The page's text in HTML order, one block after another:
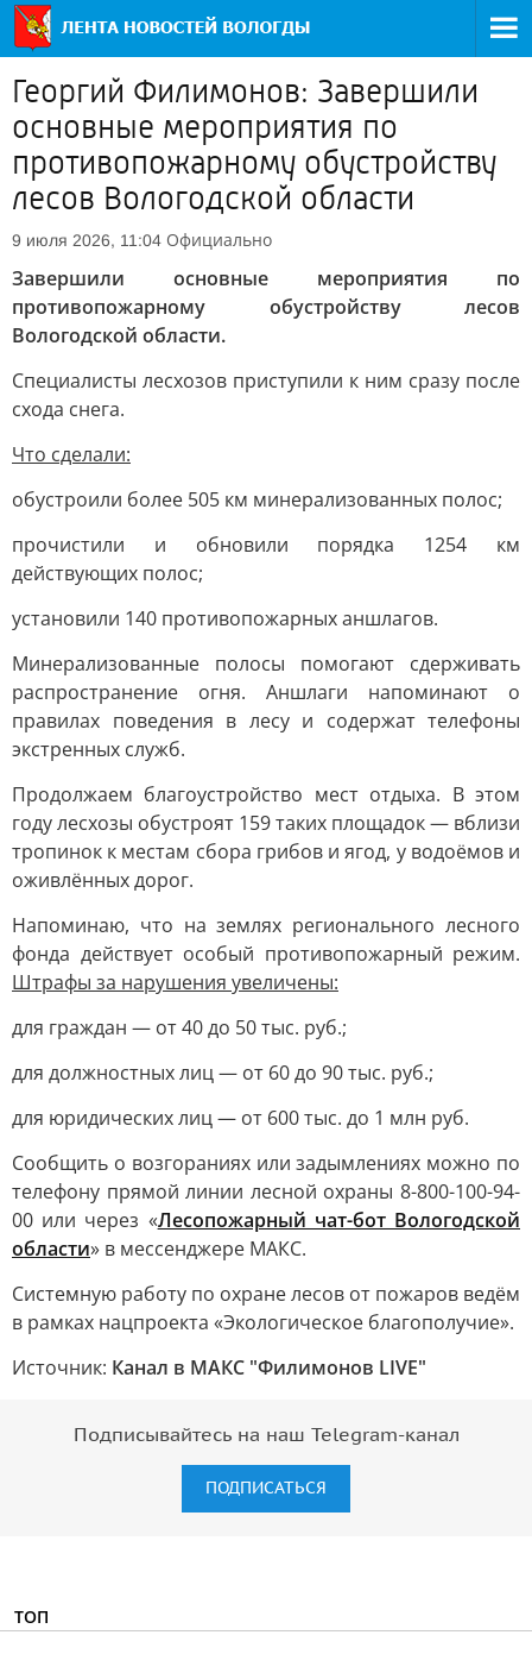
Георгий Филимонов: Завершили
основные мероприятия по
противопожарному обустройству
лесов Вологодской области
9 июля 2026, 11:04 Официально
Завершили основные мероприятия по
противопожарному обустройству лесов
Вологодской области.
Специалисты лесхозов приступили к ним сразу после
схода снега.
Что сделали:
обустроили более 505 км минерализованных полос;
прочистили и обновили порядка 1254 км
действующих полос;
установили 140 противопожарных аншлагов.
Минерализованные полосы помогают сдерживать
распространение огня. Аншлаги напоминают о
правилах поведения в лесу и содержат телефоны
экстренных служб.
Продолжаем благоустройство мест отдыха. В этом
году лесхозы обустроят 159 таких площадок — вблизи
тропинок к местам сбора грибов и ягод, у водоёмов и
оживлённых дорог.
Напоминаю, что на землях регионального лесного
фонда действует особый противопожарный режим.
Штрафы за нарушения увеличены:
для граждан — от 40 до 50 тыс. руб.;
для должностных лиц — от 60 до 90 тыс. руб.;
для юридических лиц — от 600 тыс. до 1 млн руб.
Сообщить о возгораниях или задымлениях можно по
телефону прямой линии лесной охраны 8-800-100-94-
00 или через «Лесопожарный чат-бот Вологодской
области» в мессенджере МАКС.
Системную работу по охране лесов от пожаров ведём
в рамках нацпроекта «Экологическое благополучие».
Источник: Канал в МАКС "Филимонов LIVE"
Подписывайтесь на наш Telegram-канал
ПОДПИСАТЬСЯ
ТОП